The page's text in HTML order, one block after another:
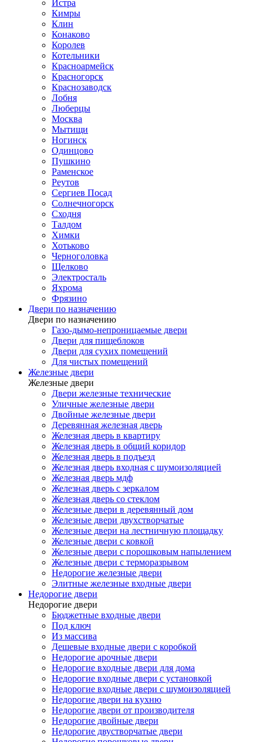
Истра
Кимры
Клин
Конаково
Королев
Котельники
Красноармейск
Красногорск
Краснозаводск
Лобня
Люберцы
Москва
Мытищи
Ногинск
Одинцово
Пушкино
Раменское
Реутов
Сергиев Посад
Солнечногорск
Сходня
Талдом
Химки
Хотьково
Черноголовка
Щелково
Электросталь
Яхрома
Фрязино
Двери по назначению
Двери по назначению
Газо-дымо-непроницаемые двери
Двери для пищеблоков
Двери для сухих помещений
Для чистых помещений
Железные двери
Железные двери
Двери железные технические
Уличные железные двери
Двойные железные двери
Деревянная железная дверь
Железная дверь в квартиру
Железная дверь в общий коридор
Железная дверь в подъезд
Железная дверь входная с шумоизоляцией
Железная дверь мдф
Железная дверь с зеркалом
Железная дверь со стеклом
Железные двери в деревянный дом
Железные двери двухстворчатые
Железные двери на лестничную площадку
Железные двери с ковкой
Железные двери с порошковым напылением
Железные двери с терморазрывом
Недорогие железные двери
Элитные железные входные двери
Недорогие двери
Недорогие двери
Бюджетные входные двери
Под ключ
Из массива
Дешевые входные двери с коробкой
Недорогие арочные двери
Недорогие входные двери для дома
Недорогие входные двери с установкой
Недорогие входные двери с шумоизоляцией
Недорогие двери на кухню
Недорогие двери от производителя
Недорогие двойные двери
Недорогие двустворчатые двери